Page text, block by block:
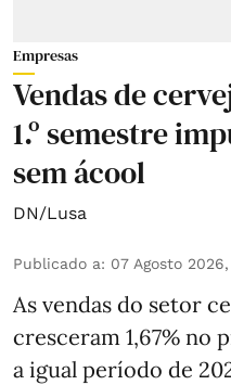
Empresas
Vendas de
1.º semestre
sem ácool
DN/Lusa
Publicado a: 07 Agosto
As vendas do setor
cresceram 1,67% no
a igual período de